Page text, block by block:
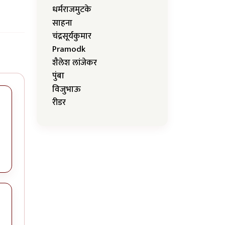
धर्मराजमुटके
साहना
चंद्रसूर्यकुमार
Pramodk
शैलेश लांजेकर
पुंबा
विजुभाऊ
रीडर